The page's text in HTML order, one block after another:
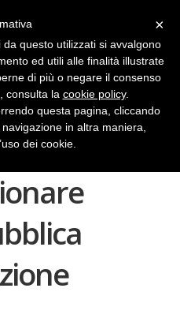
il fax
×
questo utilizzati si avvalgono
ed utili alle finalità illustrate
di più o negare il consenso
consulta la cookie policy.
questa pagina, cliccando
in altra maniera,
dei cookie.